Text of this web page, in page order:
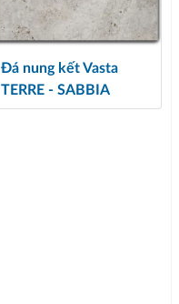
Đá nung kết Vasta
TERRE - SABBIA